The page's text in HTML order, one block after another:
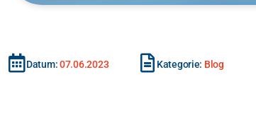
Datum:07.06.2023 Kategorie: Blog